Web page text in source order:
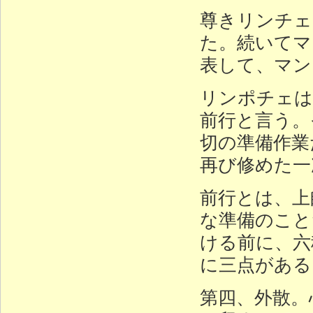
尊きリンチ
た。続いて
表して、マ
リンポチェ
前行と言う
切の準備作
再び修めた
前行とは、
な準備のこ
ける前に、
に三点があ
第四、外散